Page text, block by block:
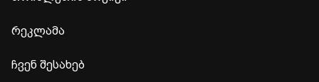
რეკლამა
ჩვენ შესახებ